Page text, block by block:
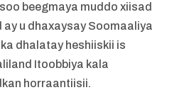
beegmaya muddo xiisad
u dhaxaysay Soomaaliya
dhalatay heshiiskii is
Itoobbiya kala
horraantiisii.